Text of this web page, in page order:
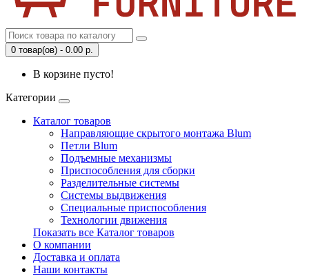
0 товар(ов) - 0.00 р.
В корзине пусто!
Категории
Каталог товаров
Направляющие скрытого монтажа Blum
Петли Blum
Подъемные механизмы
Приспособления для сборки
Разделительные системы
Системы выдвижения
Специальные приспособления
Технологии движения
Показать все Каталог товаров
О компании
Доставка и оплата
Наши контакты